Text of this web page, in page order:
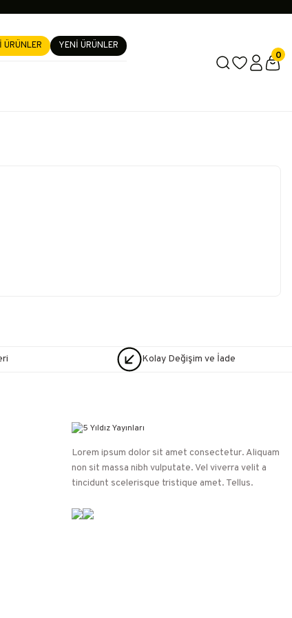
YENİ ÜRÜNLER
0
Kolay Değişim ve İade
Lorem ipsum dolor sit amet consectetur. Aliquam
non sit massa nibh vulputate. Vel viverra velit a
tincidunt scelerisque tristique amet. Tellus.